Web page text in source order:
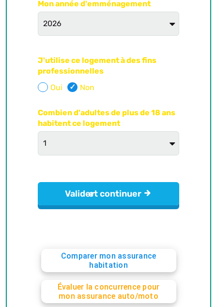
Comparer mon assurance
habitation
Évaluer la concurrence pour
mon assurance auto/moto